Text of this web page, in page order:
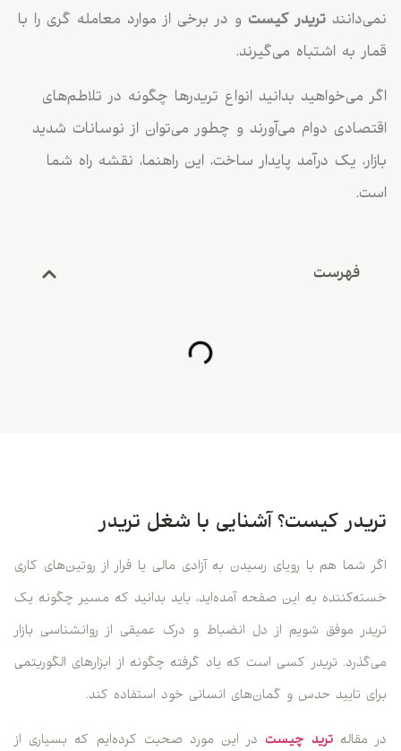
نمی‌دانند تریدر کیست و در برخی از موارد معامله ‌گری را با
قمار به اشتباه می‌گیرند.
اگر می‌خواهید بدانید انواع تریدرها چگونه در تلاطم‌های
اقتصادی دوام می‌آورند و چطور می‌توان از نوسانات شدید
بازار، یک درآمد پایدار ساخت، این راهنما، نقشه راه شما
است.
فهرست
تریدر کیست؟ آشنایی با شغل تریدر
اگر شما هم با رویای رسیدن به آزادی مالی یا فرار از روتین‌های کاری
خسته‌کننده به این صفحه آمده‌اید، باید بدانید که مسیر چگونه یک
تریدر موفق شویم از دل انضباط و درک عمیقی از روانشناسی بازار
می‌گذرد. تریدر کسی است که یاد گرفته چگونه از ابزارهای الگوریتمی
برای تایید حدس و گمان‌های انسانی خود استفاده کند.
در مقالهترید چیست در این مورد صحبت کرده‌ایم که بسیاری از